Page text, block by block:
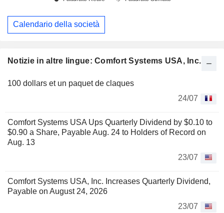
Notizie in altre lingue: Comfort Systems USA, Inc.
100 dollars et un paquet de claques
24/07
Comfort Systems USA Ups Quarterly Dividend by $0.10 to
$0.90 a Share, Payable Aug. 24 to Holders of Record on
Aug. 13
23/07
Comfort Systems USA, Inc. Increases Quarterly Dividend,
Payable on August 24, 2026
23/07
Calendario della società